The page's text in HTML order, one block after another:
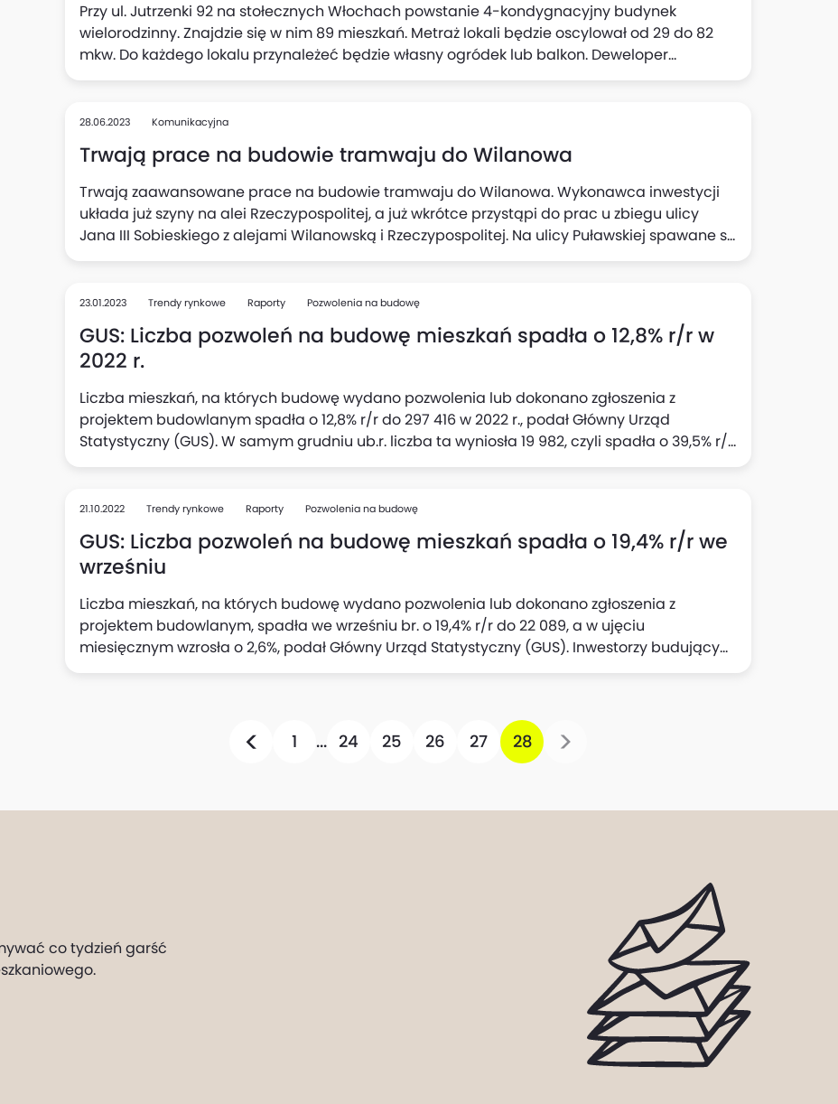
Przy ul. Jutrzenki 92 na stołecznych Włochach powstanie 4-kondygnacyjny budynek
wielorodzinny. Znajdzie się w nim 89 mieszkań. Metraż lokali będzie oscylował od 29 do 82
mkw. Do każdego lokalu przynależeć będzie własny ogródek lub balkon. Deweloper
wybuduje także podziemną halę garażową, stację do ładowania aut elektrycznych, plac
gotowa do końca 2024 roku.
28.06.2023 Komunikacyjna
Trwają prace na budowie tramwaju do Wilanowa
Trwają zaawansowane prace na budowie tramwaju do Wilanowa. Wykonawca inwestycji
układa już szyny na alei Rzeczypospolitej, a już wkrótce przystąpi do prac u zbiegu ulicy
Jana III Sobieskiego z alejami Wilanowską i Rzeczypospolitej. Na ulicy Puławskiej spawane są
szyny, na skrzyżowaniu Puławskiej z Goworka montowane są smarownice torowe oraz
nowej linii tramwajowej do Wilanowa - na ulicy Gagarina również trwają intensywne prace.
Za kilka dni plac budowy zajmie tam fragment ulicy Czerniakowskiej.
23.01.2023 Trendy rynkowe Raporty Pozwolenia na budowę
GUS: Liczba pozwoleń na budowę mieszkań spadła o 12,8% r/r w
2022 r.
Liczba mieszkań, na których budowę wydano pozwolenia lub dokonano zgłoszenia z
projektem budowlanym spadła o 12,8% r/r do 297 416 w 2022 r., podał Główny Urząd
Statystyczny (GUS). W samym grudniu ub.r. liczba ta wyniosła 19 982, czyli spadła o 39,5% r/r,
a w ujęciu miesięcznym wzrosła o 3,2%. Inwestorzy budujący na sprzedaż lub wynajem
ciągu 12 miesięcy 2022 r. (spadek o 4,9% r/r), podał również GUS.
21.10.2022 Trendy rynkowe Raporty Pozwolenia na budowę
GUS: Liczba pozwoleń na budowę mieszkań spadła o 19,4% r/r we
wrześniu
Liczba mieszkań, na których budowę wydano pozwolenia lub dokonano zgłoszenia z
projektem budowlanym, spadła we wrześniu br. o 19,4% r/r do 22 089, a w ujęciu
miesięcznym wzrosła o 2,6%, podał Główny Urząd Statystyczny (GUS). Inwestorzy budujący
na sprzedaż lub wynajem uzyskali w ubiegłym miesiącu 14 892 pozwolenia (spadek o 4,3%
1 ... 24 25 26 27 28
co tydzień garść